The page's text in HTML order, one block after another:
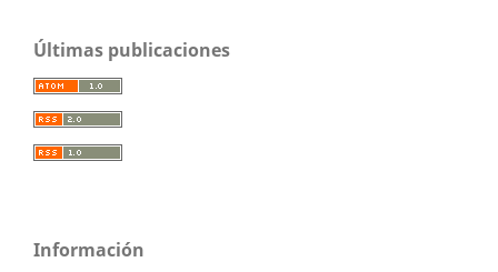
Últimas publicaciones
Información